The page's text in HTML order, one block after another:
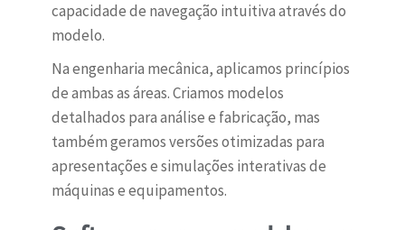
capacidade de navegação intuitiva através do
modelo.
Na engenharia mecânica, aplicamos princípios
de ambas as áreas. Criamos modelos
detalhados para análise e fabricação, mas
também geramos versões otimizadas para
apresentações e simulações interativas de
máquinas e equipamentos.